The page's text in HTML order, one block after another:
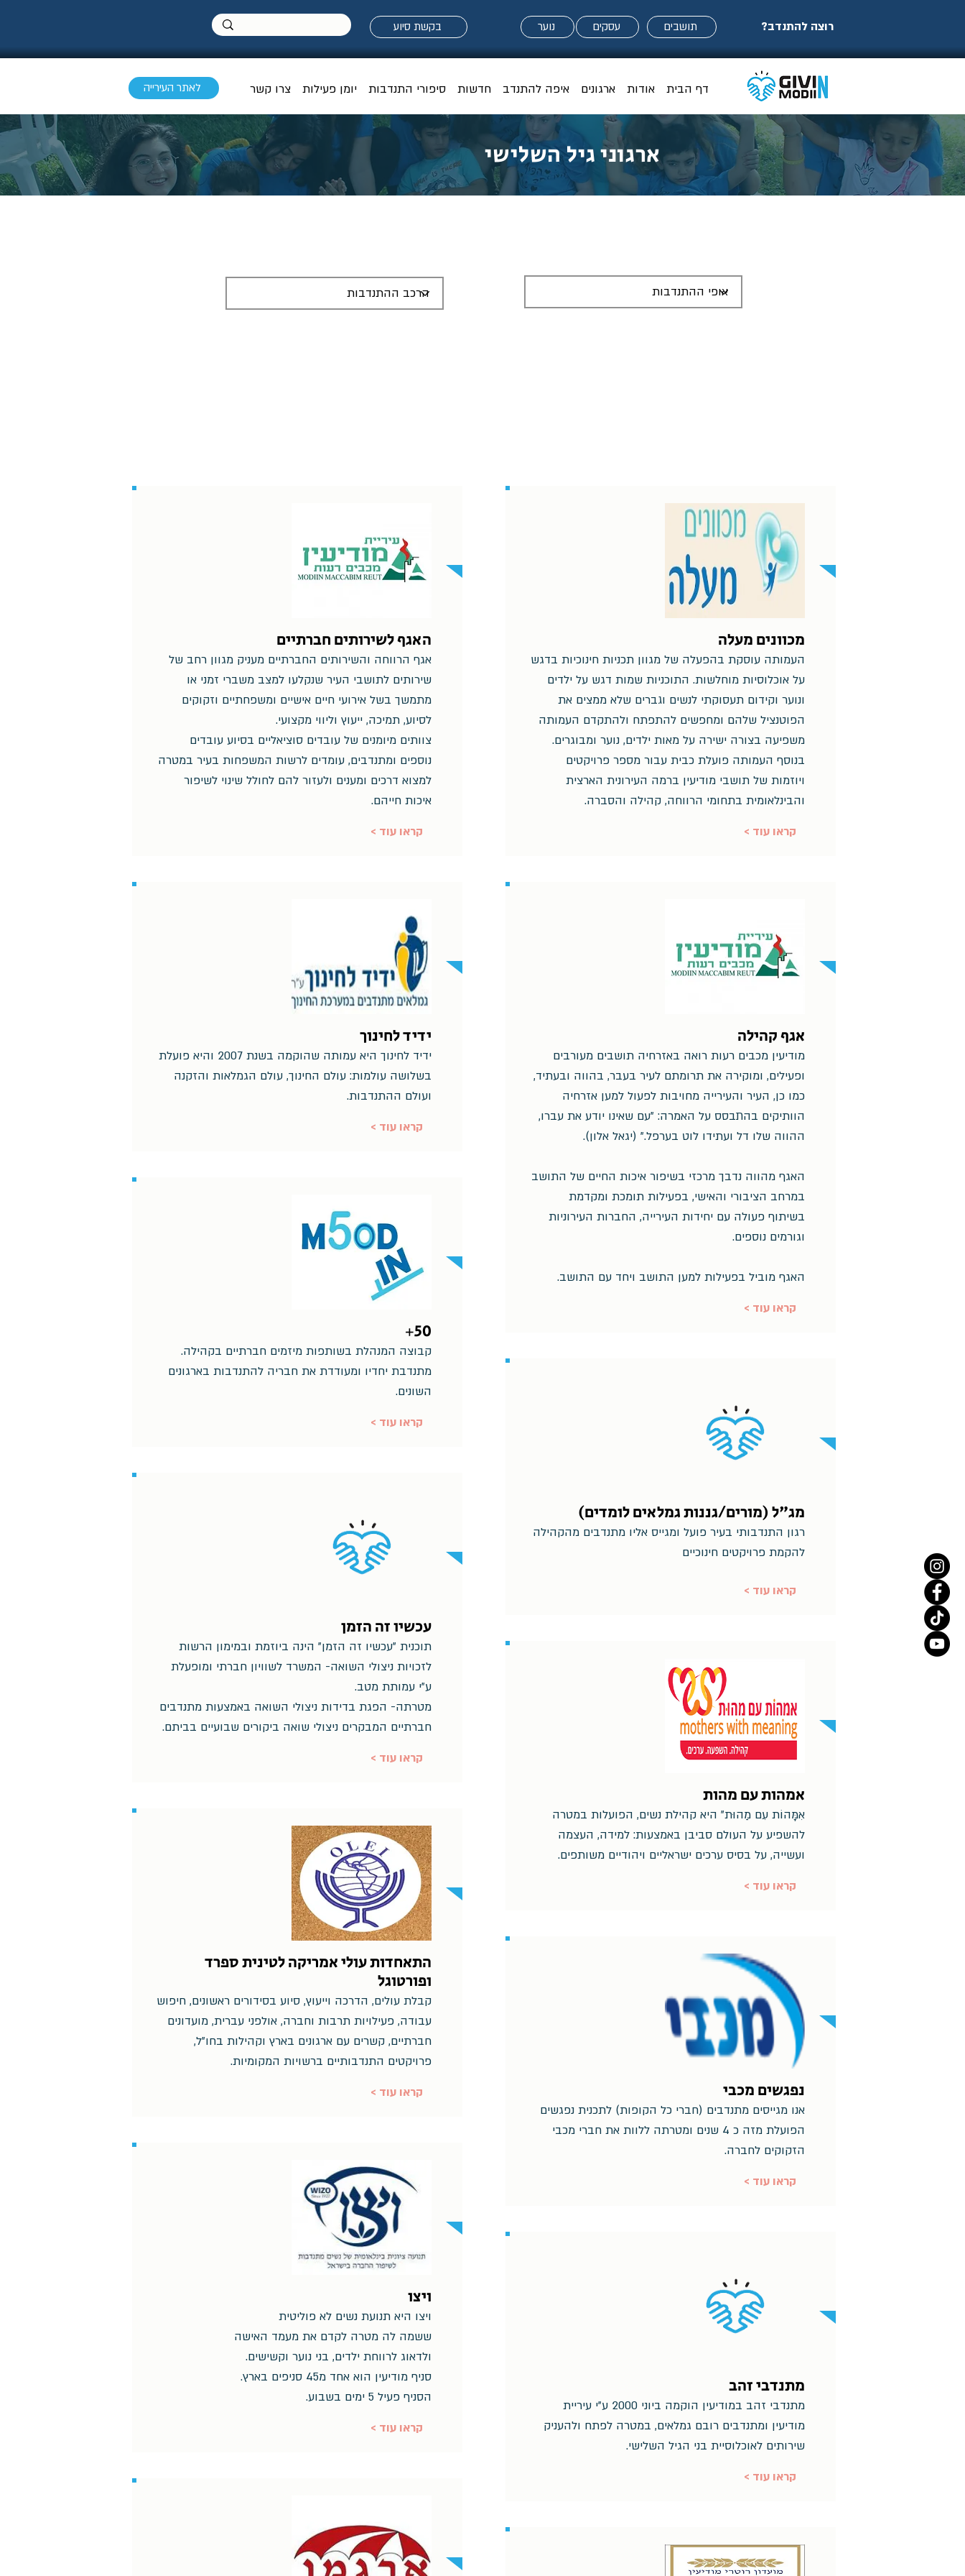
בקשת סיוע נוער עסקים תושבים רוצה להתנדב?
לאתר העירייה דף הבית אודות ארגונים איפה להתנדב חדשות סיפורי התנדבות יומן פעילות צרו קשר
ארגוני גיל השלישי
מכוונים מעלה
העמותה עוסקת בהפעלה של מגוון תכניות חינוכיות בדגש
על אוכלוסיות מוחלשות. התוכניות שמות דגש על ילדים
ונוער וקידום תעסוקתי לנשים וגברים שלא ממצים את
הפוטנציל שלהם ומחפשים להתפתח ולהתקדם העמותה
משפיעה בצורה ישירה על מאות ילדים, נוער ומבוגרים.
בנוסף העמותה פועלת כבית עבור מספר פרויקטים
ויוזמות של תושבי מודיעין ברמה העירונית הארצית
והבינלאומית בתחומי הרווחה, קהילה והסברה.
< קראו עוד
אגף קהילה
מודיעין מכבים רעות רואה באזרחיה תושבים מעורבים
ופעילים, ומוקירה את תרומתם לעיר בעבר, בהווה ובעתיד,
כמו כן, העיר והעירייה מחויבות לפעול למען אזרחיה
הוותיקים בהתבסס על האמרה: "עם שאינו יודע את עברו,
ההווה שלו דל ועתידו לוט בערפל." (יגאל אלון).
האגף מהווה נדבך מרכזי בשיפור איכות החיים של התושב
במרחב הציבורי והאישי, בפעילות תומכת ומקדמת
בשיתוף פעולה עם יחידות העירייה, החברות העירוניות
וגורמים נוספים.
האגף מוביל בפעילות למען התושב ויחד עם התושב.
< קראו עוד
מג"ל (מורים/גננות גמלאים לומדים)
רגון התנדבותי בעיר פועל ומגייס אליו מתנדבים מהקהילה
להקמת פרויקטים חינוכיים
< קראו עוד
אמהות עם מהות
אִמָּהוֹת עִם מַהוּת" היא קהילת נשים, הפועלות במטרה
להשפיע על העולם סביבן באמצעות: למידה, העצמה
ועשייה, על בסיס ערכים ישראליים ויהודיים משותפים.
< קראו עוד
נפגשים מכבי
אנו מגייסים מתנדבים (חברי כל הקופות) לתכנית נפגשים
הפועלת מזה כ 4 שנים ומטרתה ללוות את חברי מכבי
הזקוקים לחברה.
< קראו עוד
מתנדבי זהב
מתנדבי זהב במודיעין הוקמה ביוני 2000 ע"י עיריית
מודיעין ומתנדבים רובם גמלאים, במטרה לפתח ולהעניק
שירותים לאוכלוסיית בני הגיל השלישי.
< קראו עוד
האגף לשירותים חברתיים
אגף הרווחה והשירותים החברתיים מעניק מגוון רחב של
שירותים לתושבי העיר שנקלעו למצב משברי זמני או
מתמשך בשל אירועי חיים אישיים ומשפחתיים וזקוקים
לסיוע, תמיכה, ייעוץ וליווי מקצועי.
צוותים מיומנים של עובדים סוציאליים בסיוע עובדים
נוספים ומתנדבים, עומדים לרשות המשפחות בעיר במטרה
למצוא דרכים ומענים ולעזור להם לחולל שינוי לשיפור
איכות חייהם.
< קראו עוד
ידיד לחינוך
ידיד לחינוך היא עמותה שהוקמה בשנת 2007 והיא פועלת
בשלושה עולמות: עולם החינוך, עולם הגמלאות והזקנה
ועולם ההתנדבות.
< קראו עוד
50+
קבוצה המנהלת בשותפות מיזמים חברתיים בקהילה.
מתנדבת יחדיו ומעודדת את חבריה להתנדבות בארגונים
השונים.
< קראו עוד
עכשיו זה הזמן
תוכנית "עכשיו זה הזמן" הינה ביוזמת ובמימון הרשות
לזכויות ניצולי השואה- המשרד לשוויון חברתי ומופעלת
ע"י עמותת מטב.
מטרתה- הפגת בדידות ניצולי השואה באמצעות מתנדבים
חברתיים המבקרים ניצולי שואה ביקורים שבועיים בביתם.
< קראו עוד
התאחדות עולי אמריקה לטינית ספרד
ופורטוגל
קבלת עולים, הדרכה וייעוץ, סיוע בסידורים ראשונים, חיפוש
עבודה, פעילויות תרבות וחברה, אולפני עברית, מועדונים
חברתיים, קשרים עם ארגונים בארץ וקהילות בחו"ל,
פרויקטים התנדבותיים ברשויות המקומיות.
< קראו עוד
ויצו
ויצו היא תנועת נשים לא פוליטית
ששמה לה מטרה לקדם את מעמד האישה
ולדאוג לרווחת ילדים, בני נוער וקשישים.
סניף מודיעין הוא אחד מ45 סניפים בארץ.
הסניף פעיל 5 ימים בשבוע.
< קראו עוד